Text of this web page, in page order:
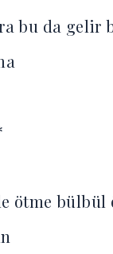
bu da gelir
bülbül